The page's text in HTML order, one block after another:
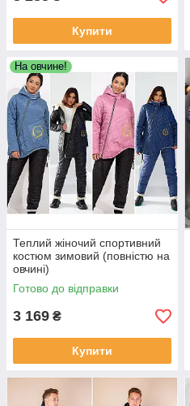
Купити
На овчине!
Теплий жіночий спортивний
костюм зимовий (повністю на
овчині)
Готово до відправки
3 169 ₴
Купити